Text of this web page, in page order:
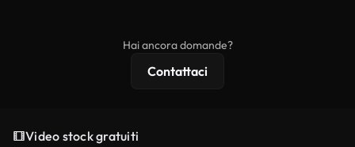
Hai ancora domande?
Contattaci
Video stock gratuiti